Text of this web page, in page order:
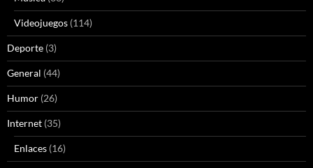
Videojuegos (114)
Deporte (3)
General (44)
Humor (26)
Internet (35)
Enlaces (16)